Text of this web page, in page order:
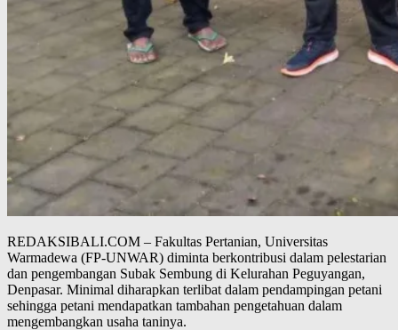
REDAKSIBALI.COM – Fakultas Pertanian, Universitas
Warmadewa (FP-UNWAR) diminta berkontribusi dalam pelestarian
dan pengembangan Subak Sembung di Kelurahan Peguyangan,
Denpasar. Minimal diharapkan terlibat dalam pendampingan petani
sehingga petani mendapatkan tambahan pengetahuan dalam
mengembangkan usaha taninya.